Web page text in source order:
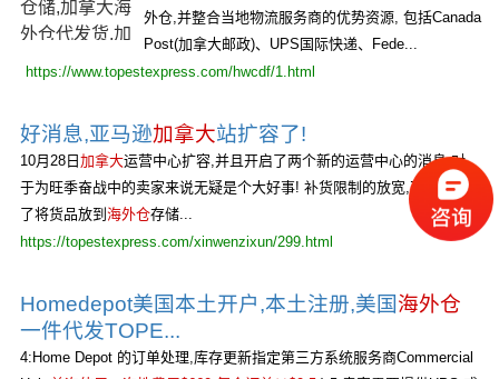
外仓,并整合当地物流服务商的优势资源, 包括Canada
Post(加拿大邮政)、UPS国际快递、Fede...
https://www.topestexpress.com/hwcdf/1.html
好消息,亚马逊加拿大站扩容了!
10月28日 加拿大运营中心扩容,并且开启了两个新的运营中心的消息,对
于为旺季奋战中的卖家来说无疑是个大好事! 补货限制的放宽,不仅省下
了将货品放到 海外仓存储...
https://topestexpress.com/xinwenzixun/299.html
Homedepot美国本土开户,本土注册,美国海外仓
一件代发TOPE...
4:Home Depot 的订单处理,库存更新指定第三方系统服务商Commercial